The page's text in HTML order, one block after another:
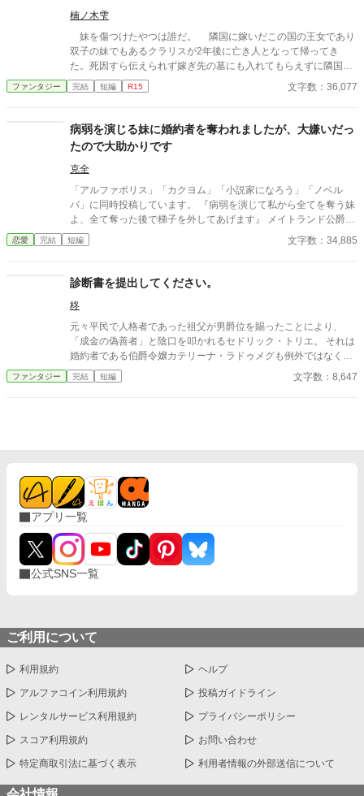
楠ノ木雫
妹を傷つけたやつは誰だ。 隣国に嫁いだこの国の王女であり
双子の妹でもあるクラリスが2年後に亡き人となって帰ってき
た。死因すら伝えられず嫁ぎ先の墓にも入れてもらえずに隣国の
使者が連れてきた。 この事実に信じられずにいると、クラリス
が帰ってくる半年前に戻っていた。 一体隣国でクラリスの身に
い。堅く決意し使節団の使者として隣国に乗りこむ事になった。
※一話で過激なシーンがあります。 ※他の投稿サイトにも掲
載しています。 ※11話修正、12話追加しました。* 【第1回新
エンタメ小説大賞】にエントリー中です。
ファンタジー 完結 短編 R15 文字数：36,077
病弱を演じる妹に婚約者を奪われましたが、大嫌いだっ
たので大助かりです
克全
「アルファポリス」「カクヨム」「小説家になろう」「ノベル
バ」に同時投稿しています。 『病弱を演じて私から全てを奪う妹
よ、全て奪った後で梯子を外してあげます』 メイトランド公爵家
の長女キャメロンはずっと不当な扱いを受け続けていた。天性の
悪女である妹のブリトニーが病弱を演じて、両親や周りの者を味
た。それはメイトランド公爵家のなかだけでなく、社交界でも同
じような状況だった。生まれて直ぐにキャメロンはオーガスト第
一王子と婚約していたが、ブリトニーがオーガスト第一王子を誘
惑してキャメロンとの婚約を破棄させようとしたいた。だがキャ
メロンはその機会を捉えて復讐を断行した。
恋愛 完結 短編 文字数：34,885
診断書を提出してください。
柊
元々平民で人格者であった祖父が男爵位を賜ったことにより、
「成金の偽善者」と陰口を叩かれるセドリック・トリエ。 それは
婚約者である伯爵令嬢カテリーナ・ラドゥメグも例外ではなく、
神経をすり減らす日々を送っていた。 そいてラドゥメグ伯爵家を
訪れたセドリックと、父クレマンが切り出したことは……。 ※小
ファンタジー 完結 短編 文字数：8,647
アプリ一覧
公式SNS一覧
ご利用について
利用規約 ヘルプ
アルファコイン利用規約 投稿ガイドライン
レンタルサービス利用規約 プライバシーポリシー
スコア利用規約 お問い合わせ
特定商取引法に基づく表示 利用者情報の外部送信について